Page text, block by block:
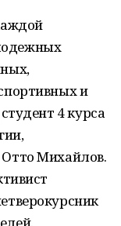
и
4 курса
Михайлов.